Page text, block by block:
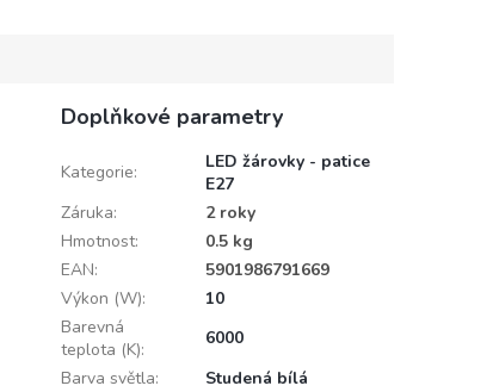
Doplňkové parametry
Kategorie:
LED žárovky - patice
E27
Záruka:
2 roky
Hmotnost:
0.5 kg
EAN:
5901986791669
Výkon (W):
10
Barevná
teplota (K):
6000
Barva světla:
Studená bílá